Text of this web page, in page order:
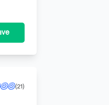
voor particuliere beveiligings- of
(21)